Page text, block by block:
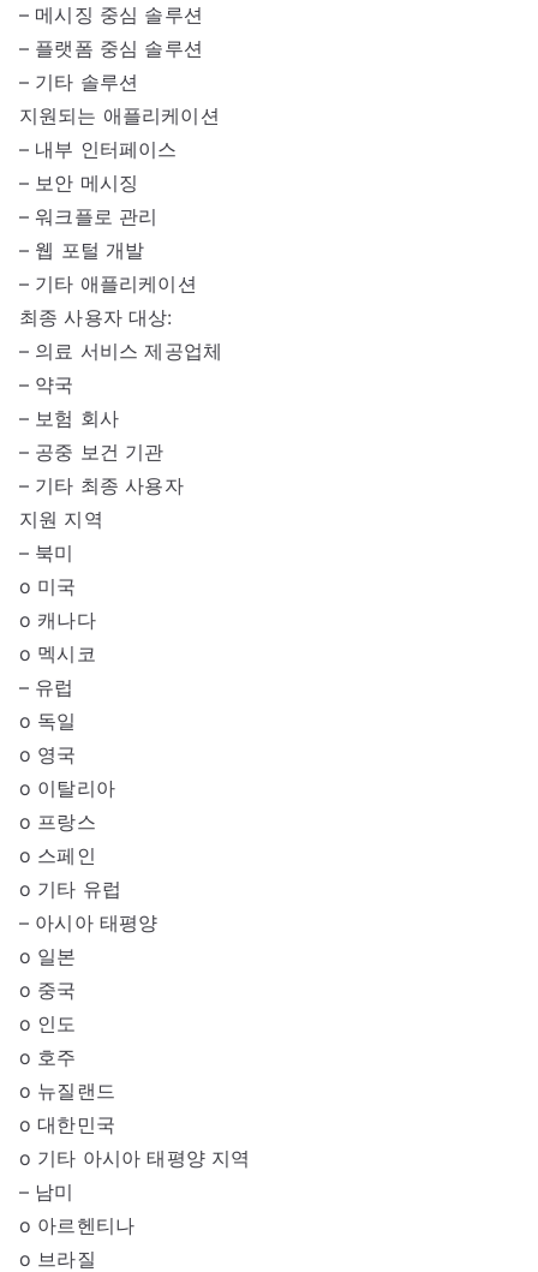
– 메시징 중심 솔루션
– 플랫폼 중심 솔루션
– 기타 솔루션
지원되는 애플리케이션
– 내부 인터페이스
– 보안 메시징
– 워크플로 관리
– 웹 포털 개발
– 기타 애플리케이션
최종 사용자 대상:
– 의료 서비스 제공업체
– 약국
– 보험 회사
– 공중 보건 기관
– 기타 최종 사용자
지원 지역
– 북미
o 미국
o 캐나다
o 멕시코
– 유럽
o 독일
o 영국
o 이탈리아
o 프랑스
o 스페인
o 기타 유럽
– 아시아 태평양
o 일본
o 중국
o 인도
o 호주
o 뉴질랜드
o 대한민국
o 기타 아시아 태평양 지역
– 남미
o 아르헨티나
o 브라질